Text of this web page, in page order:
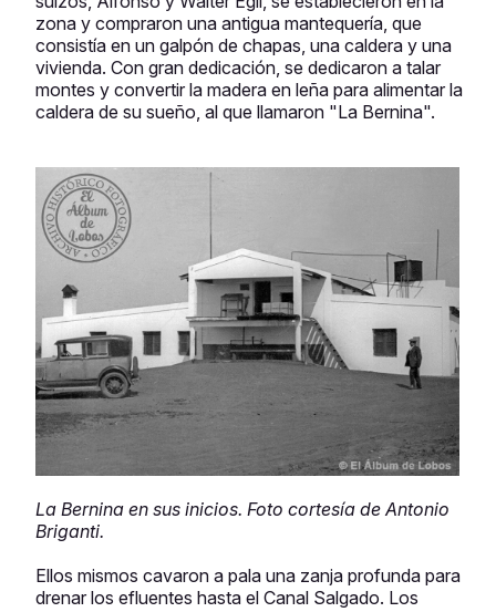
zona y compraron una antigua mantequería, que
consistía en un galpón de chapas, una caldera y una
vivienda. Con gran dedicación, se dedicaron a talar
montes y convertir la madera en leña para alimentar la
caldera de su sueño, al que llamaron "La Bernina".
La Bernina en sus inicios. Foto cortesía de Antonio
Briganti.
Ellos mismos cavaron a pala una zanja profunda para
drenar los efluentes hasta el Canal Salgado. Los